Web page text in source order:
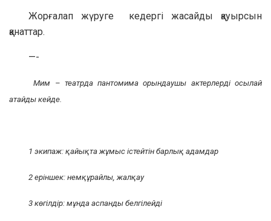
Жорғалап жүруге кедергі жасайды қауырсын
қанаттар.
—-
Мим – театрда пантомима орындаушы актерлердіосылай
атайды кейде.
1 экипаж: қайықта жұмыс істейтін барлық адамдар
2 еріншек: немқұрайлы, жалқау
3 көгілдір: мұнда аспанды белгілейді